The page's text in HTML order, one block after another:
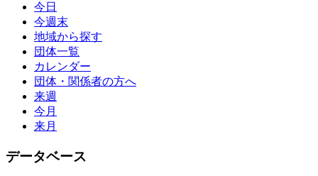
今日
今週末
地域から探す
団体一覧
カレンダー
団体・関係者の方へ
来週
今月
来月
データベース